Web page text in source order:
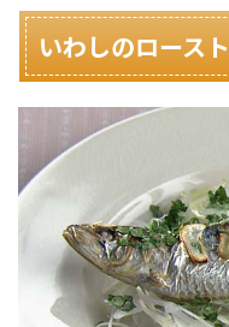
いわしのロースト